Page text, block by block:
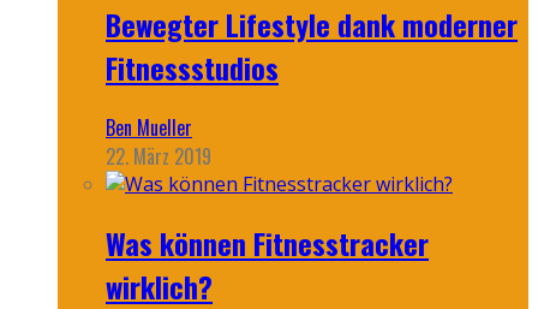
Bewegter Lifestyle dank moderner
Fitnessstudios
Ben Mueller
22. März 2019
Was können Fitnesstracker
wirklich?